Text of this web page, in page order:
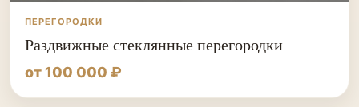
ПЕРЕГОРОДКИ
Раздвижные стеклянные перегородки
от 100 000 ₽